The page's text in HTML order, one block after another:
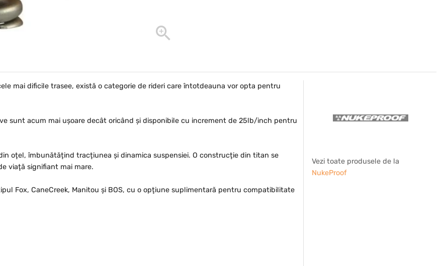
mai dificile trasee, există o categorie de rideri care întotdeauna vor opta pentru
sunt acum mai uşoare decât oricând şi disponibile cu increment de 25lb/inch pentru
oţel, îmbunătăţind tracţiunea şi dinamica suspensiei. O construcţie din titan se
viaţă signifiant mai mare.
Fox, CaneCreek, Manitou şi BOS, cu o opţiune suplimentară pentru compatibilitate
Vezi toate produsele de la
NukeProof